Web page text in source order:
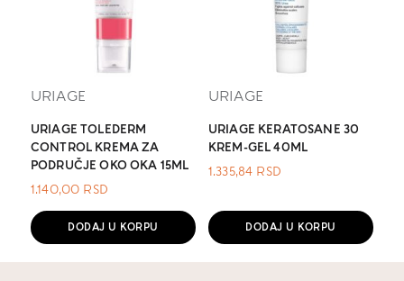
URIAGE
URIAGE TOLEDERM
CONTROL KREMA ZA
PODRUČJE OKO OKA 15ML
1.140,00 RSD
DODAJ U KORPU
URIAGE
URIAGE KERATOSANE 30
KREM-GEL 40ML
1.335,84 RSD
DODAJ U KORPU